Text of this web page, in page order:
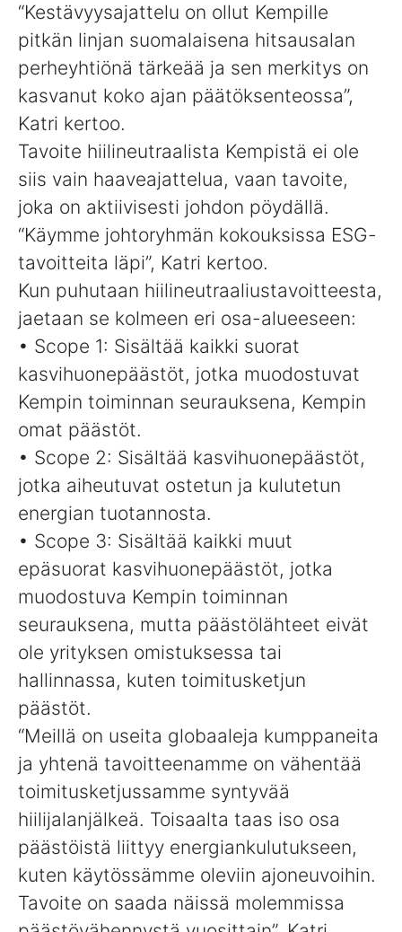
“Kestävyysajattelu on ollut Kempille
pitkän linjan suomalaisena hitsausalan
perheyhtiönä tärkeää ja sen merkitys on
kasvanut koko ajan päätöksenteossa”,
Katri kertoo.
Tavoite hiilineutraalista Kempistä ei ole
siis vain haaveajattelua, vaan tavoite,
joka on aktiivisesti johdon pöydällä.
“Käymme johtoryhmän kokouksissa ESG-
tavoitteita läpi”, Katri kertoo.
Kun puhutaan hiilineutraaliustavoitteesta,
jaetaan se kolmeen eri osa-alueeseen:
• Scope 1: Sisältää kaikki suorat
kasvihuonepäästöt, jotka muodostuvat
Kempin toiminnan seurauksena, Kempin
omat päästöt.
• Scope 2: Sisältää kasvihuonepäästöt,
jotka aiheutuvat ostetun ja kulutetun
energian tuotannosta.
• Scope 3: Sisältää kaikki muut
epäsuorat kasvihuonepäästöt, jotka
muodostuva Kempin toiminnan
seurauksena, mutta päästölähteet eivät
ole yrityksen omistuksessa tai
hallinnassa, kuten toimitusketjun
päästöt.
“Meillä on useita globaaleja kumppaneita
ja yhtenä tavoitteenamme on vähentää
toimitusketjussamme syntyvää
hiilijalanjälkeä. Toisaalta taas iso osa
päästöistä liittyy energiankulutukseen,
kuten käytössämme oleviin ajoneuvoihin.
Tavoite on saada näissä molemmissa